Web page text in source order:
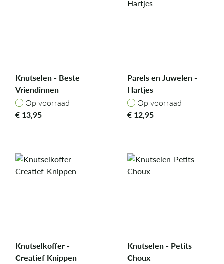
Knutselen - Beste
Vriendinnen
Op voorraad
Op voorraad
€ 13,95
Parels en Juwelen -
Hartjes
Op voorraad
Op voorraad
€ 12,95
Knutselkoffer -
Creatief Knippen
Knutselen - Petits
Choux